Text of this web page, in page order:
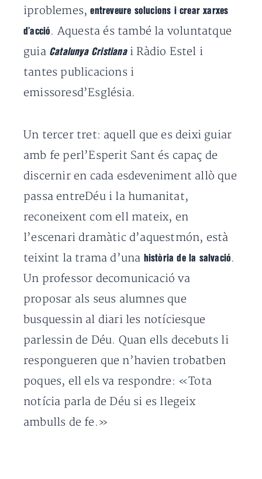
iproblemes,entreveure solucions i crear xarxes
d’acció . Aquesta és també la voluntatque
guia Catalunya Cristianai Ràdio Estel i
tantes publicacions i
emissoresd’Església.
Un tercer tret: aquell que es deixi guiar
amb fe perl’Esperit Sant és capaç de
discernir en cada esdeveniment allò que
passa entreDéu i la humanitat,
reconeixent com ell mateix, en
l’escenari dramàtic d’aquestmón, està
teixint la trama d’una història de la salvació .
Un professor decomunicació va
proposar als seus alumnes que
busquessin al diari les notíciesque
parlessin de Déu. Quan ells decebuts li
respongueren que n’havien trobatben
poques, ell els va respondre: «Tota
notícia parla de Déu si es llegeix
ambulls de fe.»